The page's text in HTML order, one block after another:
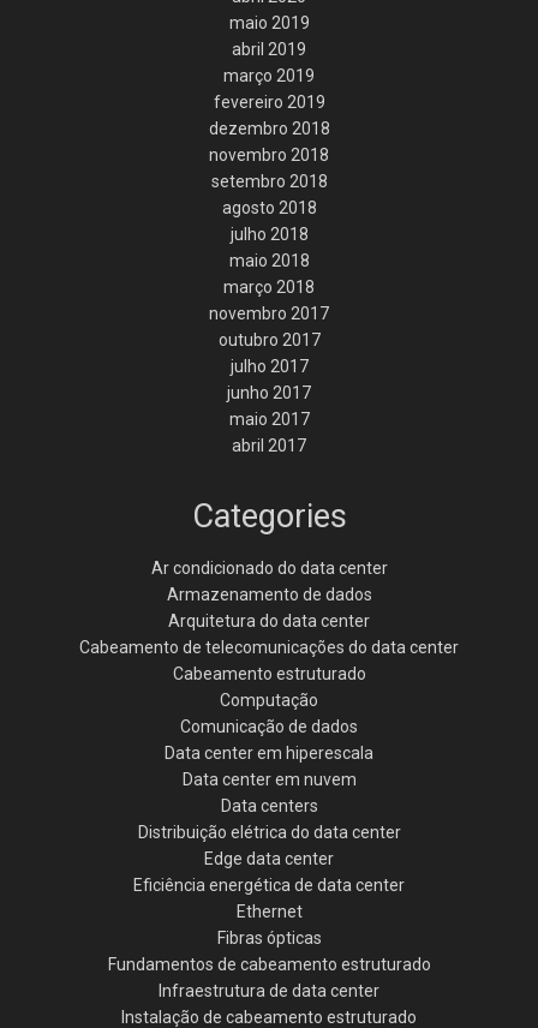
maio 2019
abril 2019
março 2019
fevereiro 2019
dezembro 2018
novembro 2018
setembro 2018
agosto 2018
julho 2018
maio 2018
março 2018
novembro 2017
outubro 2017
julho 2017
junho 2017
maio 2017
abril 2017
Categories
Ar condicionado do data center
Armazenamento de dados
Arquitetura do data center
Cabeamento de telecomunicações do data center
Cabeamento estruturado
Computação
Comunicação de dados
Data center em hiperescala
Data center em nuvem
Data centers
Distribuição elétrica do data center
Edge data center
Eficiência energética de data center
Ethernet
Fibras ópticas
Fundamentos de cabeamento estruturado
Infraestrutura de data center
Instalação de cabeamento estruturado